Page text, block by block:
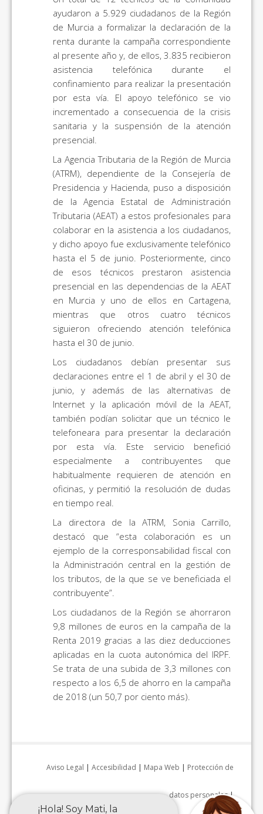
ayudaron a 5.929 ciudadanos de la Región
de Murcia a formalizar la declaración de la
renta durante la campaña correspondiente
al presente año y, de ellos, 3.835 recibieron
asistencia telefónica durante el
confinamiento para realizar la presentación
por esta vía. El apoyo telefónico se vio
incrementado a consecuencia de la crisis
sanitaria y la suspensión de la atención
presencial.
La Agencia Tributaria de la Región de Murcia
(ATRM), dependiente de la Consejería de
Presidencia y Hacienda, puso a disposición
de la Agencia Estatal de Administración
Tributaria (AEAT) a estos profesionales para
colaborar en la asistencia a los ciudadanos,
y dicho apoyo fue exclusivamente telefónico
hasta el 5 de junio. Posteriormente, cinco
de esos técnicos prestaron asistencia
presencial en las dependencias de la AEAT
en Murcia y uno de ellos en Cartagena,
mientras que otros cuatro técnicos
siguieron ofreciendo atención telefónica
hasta el 30 de junio.
Los ciudadanos debían presentar sus
declaraciones entre el 1 de abril y el 30 de
junio, y además de las alternativas de
Internet y la aplicación móvil de la AEAT,
también podían solicitar que un técnico le
telefoneara para presentar la declaración
por esta vía. Este servicio benefició
especialmente a contribuyentes que
habitualmente requieren de atención en
oficinas, y permitió la resolución de dudas
en tiempo real.
La directora de la ATRM, Sonia Carrillo,
destacó que “esta colaboración es un
ejemplo de la corresponsabilidad fiscal con
la Administración central en la gestión de
los tributos, de la que se ve beneficiada el
contribuyente”.
Los ciudadanos de la Región se ahorraron
9,8 millones de euros en la campaña de la
Renta 2019 gracias a las diez deducciones
aplicadas en la cuota autonómica del IRPF.
Se trata de una subida de 3,3 millones con
respecto a los 6,5 de ahorro en la campaña
de 2018 (un 50,7 por ciento más).
Aviso Legal | Accesibilidad | Mapa Web | Protección de
datos personales|